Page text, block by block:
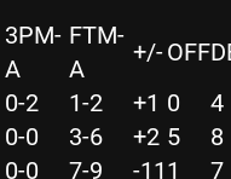
3PM-
A
FTM-
A
+/-OFF
0-2 1-2 +1 0
4
0-0 3-6 +2 5
8
0-0 7-9 -111
7